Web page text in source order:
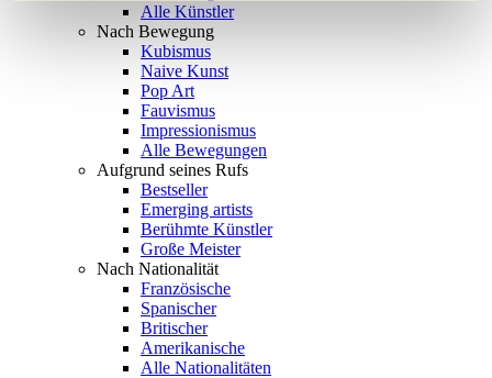
Alle Künstler
Nach Bewegung
Kubismus
Naive Kunst
Pop Art
Fauvismus
Impressionismus
Alle Bewegungen
Aufgrund seines Rufs
Bestseller
Emerging artists
Berühmte Künstler
Große Meister
Nach Nationalität
Französische
Spanischer
Britischer
Amerikanische
Alle Nationalitäten